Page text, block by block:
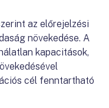
az előrejelzési
növekedése. A
kapacitások,
cél fenntartható